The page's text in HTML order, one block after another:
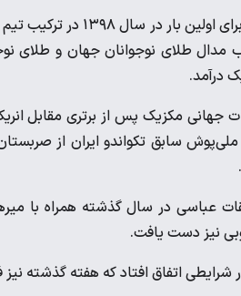
ابوالفضل عباسی
با کسب مدال طلای نوجوانان جهان و
جهانی مکزیک پس از برتری مقابل
سابق تکواندو ایران از
عباسی در سال گذشته همراه با
نیز دست یافت.
اتفاق افتاد که هفته گذشته